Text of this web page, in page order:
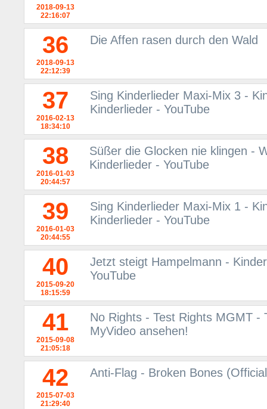
2018-09-13
22:16:07
36
2018-09-13
22:12:39
Die Affen rasen durch den Wald
37
2016-02-13
18:34:10
Sing Kinderlieder Maxi-Mix 3 -
Kinderlieder - YouTube
38
2016-01-03
20:44:57
Süßer die Glocken nie klingen -
Kinderlieder - YouTube
39
2016-01-03
20:44:55
Sing Kinderlieder Maxi-Mix 1 -
Kinderlieder - YouTube
40
2015-09-20
18:15:59
Jetzt steigt Hampelmann -
YouTube
41
2015-09-08
21:05:18
No Rights - Test Rights MGMT -
MyVideo ansehen!
42
2015-07-03
21:29:40
Anti-Flag - Broken Bones